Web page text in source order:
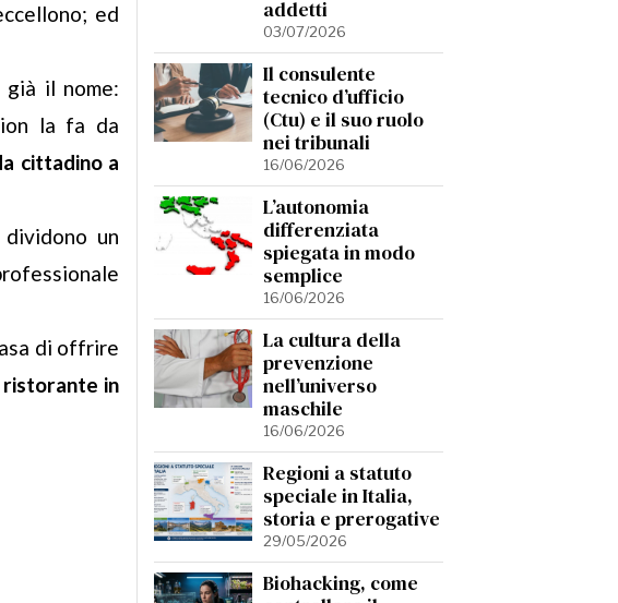
ed
già il nome:
la fa da
cittadino a
un
di offrire
ristorante in
addetti
03/07/2026
Il consulente
tecnico d’ufficio
(Ctu) e il suo ruolo
nei tribunali
16/06/2026
L’autonomia
differenziata
spiegata in modo
semplice
16/06/2026
La cultura della
prevenzione
nell’universo
maschile
16/06/2026
Regioni a statuto
speciale in Italia,
storia e prerogative
29/05/2026
Biohacking, come